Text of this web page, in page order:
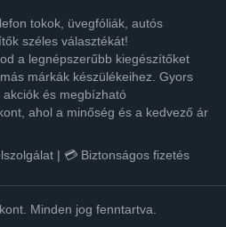
tokok, üvegfóliák, autós
széles választékát!
a legnépszerűbb kiegészítőket
márkák készülékeihez. Gyors
és megbízható
ahol a minőség és a kedvező ár
| 💳 Biztonságos fizetés
Minden jog fenntartva.